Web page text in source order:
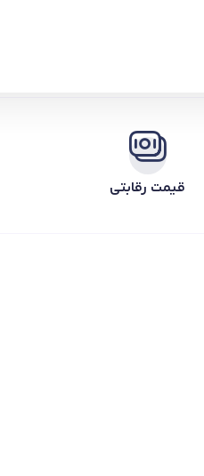
قیمت رقابتی